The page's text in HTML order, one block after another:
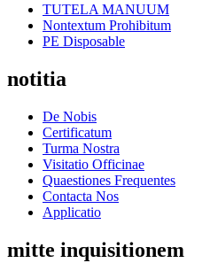
TUTELA MANUUM
Nontextum Prohibitum
PE Disposable
notitia
De Nobis
Certificatum
Turma Nostra
Visitatio Officinae
Quaestiones Frequentes
Contacta Nos
Applicatio
mitte inquisitionem